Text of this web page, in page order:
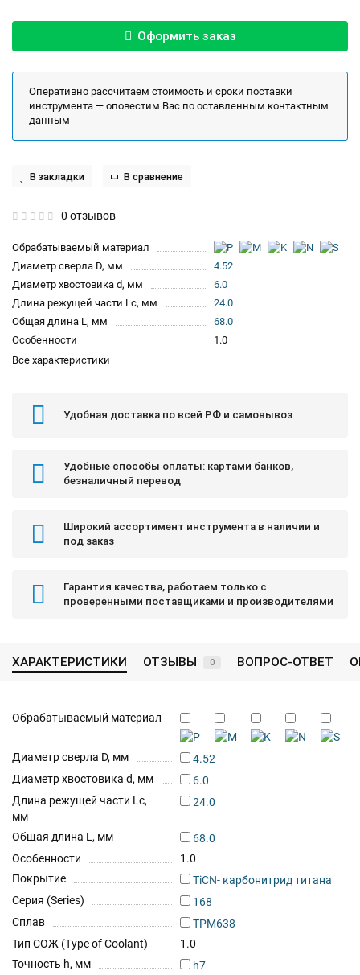
Оформить заказ
Оперативно рассчитаем стоимость и сроки поставки
инструмента — оповестим Вас по оставленным контактным
данным
В закладки В сравнение
0 отзывов
Обрабатываемый материал
Диаметр сверла D, мм
4.52
Диаметр хвостовика d, мм
6.0
Длина режущей части Lc, мм
24.0
Общая длина L, мм
68.0
Особенности
1.0
Все характеристики
Удобная доставка по всей РФ и самовывоз
Удобные способы оплаты: картами банков,
безналичный перевод
Широкий ассортимент инструмента в наличии и
под заказ
Гарантия качества, работаем только с
проверенными поставщиками и производителями
ХАРАКТЕРИСТИКИ ОТЗЫВЫ 0 ВОПРОС-ОТВЕТ
Обрабатываемый материал
Диаметр сверла D, мм
4.52
Диаметр хвостовика d, мм
6.0
Длина режущей части Lc,
мм
24.0
Общая длина L, мм
68.0
Особенности
1.0
Покрытие
TiCN- карбонитрид титана
Серия (Series)
168
Сплав
TPM638
Тип СОЖ (Type of Coolant)
1.0
Точность h, мм
h7